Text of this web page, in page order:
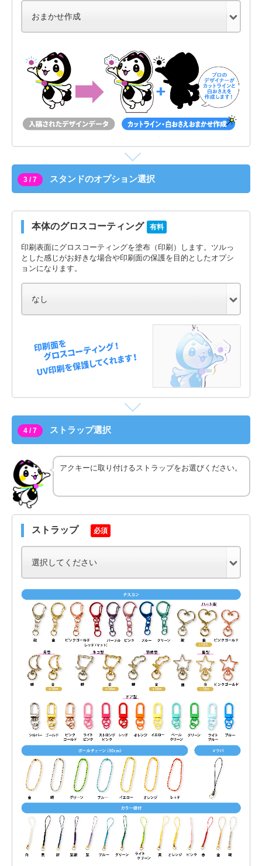
3 / 7 スタンドのオプション選択
本体のグロスコーティング 有料
印刷表面にグロスコーティングを塗布（印刷）します。ツルっ
とした感じがお好きな場合や印刷面の保護を目的としたオプシ
ョンになります。
4 / 7 ストラップ選択
アクキーに取り付けるストラップをお選びください。
ストラップ 必須